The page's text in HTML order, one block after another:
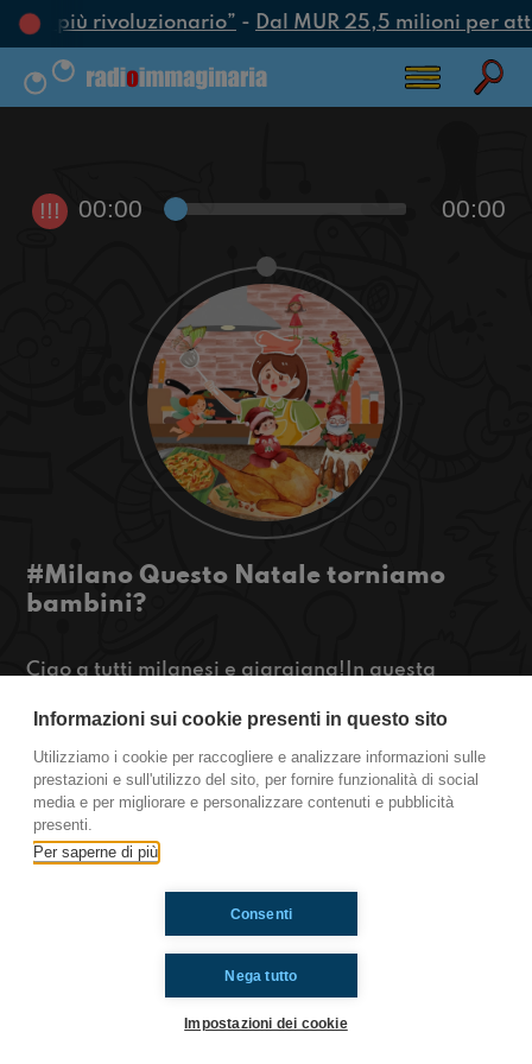
più rivoluzionario”- Dal MUR 25,5 milioni per
!!! 00:00 00:00
#Milano Questo Natale torniamo
bambini?
Ciao a tutti milanesi e giargiana!In questa
volevamo imparare a fare da piccoli. Premete
play!!
https://www.radioimmaginaria.it
Milano
Ti è piaciuto? Condividilo!
Informazioni sui cookie presenti in questo sito
Utilizziamo i cookie per raccogliere e analizzare informazioni sulle
prestazioni e sull'utilizzo del sito, per fornire funzionalità di social
media e per migliorare e personalizzare contenuti e pubblicità
presenti.
Per saperne di più
Nega tutto
Consenti
Impostazioni dei cookie